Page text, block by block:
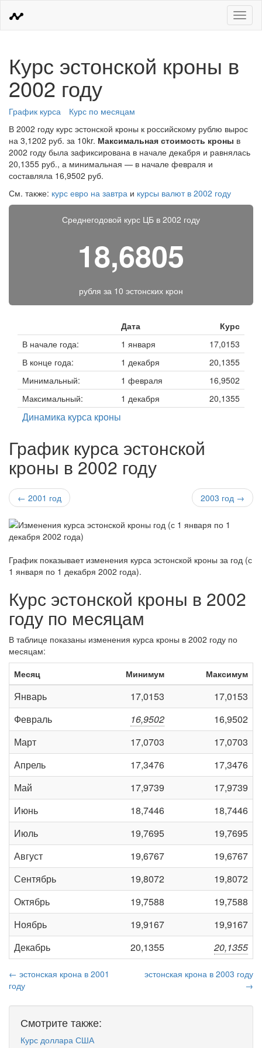
Меню
Курс эстонской кроны в
2002 году
График курса
Курс по месяцам
В 2002 году курс эстонской кроны к российскому рублю вырос
на 3,1202 руб. за 10kr. Максимальная стоимость кроны в
2002 году была зафиксирована в начале декабря и равнялась
20,1355 руб., а минимальная — в начале февраля и
составляла 16,9502 руб.
См. также: курс евро на завтра и курсы валют в 2002 году
Среднегодовой курс ЦБ в 2002 году
18,6805
рубля за 10 эстонских крон
Дата
Курс
В начале года:
1 января
17,0153
В конце года:
1 декабря
20,1355
Минимальный:
1 февраля
16,9502
Максимальный:
1 декабря 20,1355
Динамика курса кроны
График курса эстонской
кроны в 2002 году
← 2001 год 2003 год →
График показывает изменения курса эстонской кроны за год (с
1 января по 1 декабря 2002 года).
Курс эстонской кроны в 2002
году по месяцам
В таблице показаны изменения курса кроны в 2002 году по
месяцам:
Месяц
Минимум Максимум
Январь 17,0153
17,0153
Февраль
16,9502
16,9502
Март
17,0703
17,0703
Апрель
17,3476
17,3476
Май
17,9739
17,9739
Июнь
18,7446
18,7446
Июль
19,7695
19,7695
Август
19,6767
19,6767
Сентябрь
19,8072
19,8072
Октябрь
19,7588
19,7588
Ноябрь
19,9167
19,9167
Декабрь
20,1355 20,1355
← эстонская крона в 2001
году
эстонская крона в 2003 году
→
Смотрите также:
Курс доллара США